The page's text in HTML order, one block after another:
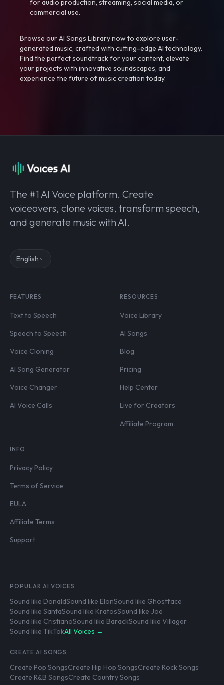
for audio production, streaming, social media, or
commercial use.
Browse our AI Songs Library now to explore user-
generated music, crafted with cutting-edge AI technology.
Find the perfect soundtrack for your content, elevate
your projects with innovative soundscapes, and
experience the future of music creation today.
The #1 AI Voice platform. Create
voiceovers, clone voices, transform speech,
and generate music with AI.
English
FEATURES
Text to Speech
Speech to Speech
Voice Cloning
AI Song Generator
Voice Changer
AI Voice Calls
RESOURCES
Voice Library
AI Songs
Blog
Pricing
Help Center
Live for Creators
Affiliate Program
INFO
Privacy Policy
Terms of Service
EULA
Affiliate Terms
Support
POPULAR AI VOICES
Sound like DonaldSound like ElonSound like Ghostface
Sound like SantaSound like KratosSound like Joe
Sound like CristianoSound like BarackSound like Villager
Sound like TikTokAll Voices →
CREATE AI SONGS
Create Pop SongsCreate Hip Hop SongsCreate Rock Songs
Create R&B SongsCreate Country Songs